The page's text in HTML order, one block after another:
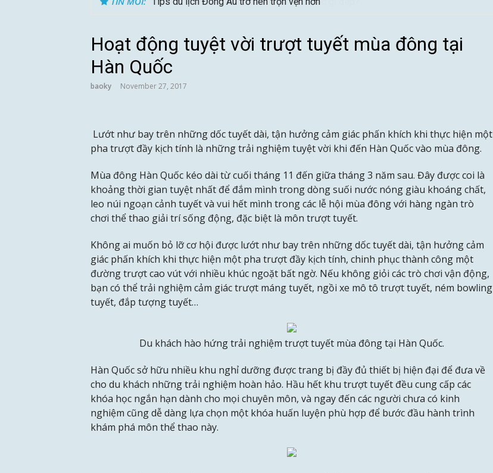
Hoạt động tuyệt vời trượt tuyết mùa đông tại
Hàn Quốc
baoky November 27, 2017
Lướt như bay trên những dốc tuyết dài, tận hưởng cảm giác phấn khích khi thực hiện một
pha trượt đầy kịch tính là những trải nghiệm tuyệt vời khi đến Hàn Quốc vào mùa đông.
Mùa đông Hàn Quốc kéo dài từ cuối tháng 11 đến giữa tháng 3 năm sau. Đây được coi là
khoảng thời gian tuyệt nhất để đắm mình trong dòng suối nước nóng giàu khoáng chất,
leo núi ngoạn cảnh tuyết và vui hết mình trong các lễ hội mùa đông với hàng ngàn trò
chơi thể thao giải trí sống động, đặc biệt là môn trượt tuyết.
Không ai muốn bỏ lỡ cơ hội được lướt như bay trên những dốc tuyết dài, tận hưởng cảm
giác phấn khích khi thực hiện một pha trượt đầy kịch tính, chinh phục thành công một
đường trượt cao vút với nhiều khúc ngoặt bất ngờ. Nếu không giỏi các trò chơi vận động,
bạn có thể trải nghiệm cảm giác trượt máng tuyết, ngồi xe mô tô trượt tuyết, ném bowling
tuyết, đắp tượng tuyết…
Du khách hào hứng trải nghiệm trượt tuyết mùa đông tại Hàn Quốc.
Hàn Quốc sở hữu nhiều khu nghỉ dưỡng được trang bị đầy đủ thiết bị hiện đại để đưa về
cho du khách những trải nghiệm hoàn hảo. Hầu hết khu trượt tuyết đều cung cấp các
khóa học ngắn hạn dành cho mọi chuyên môn, và ngay đến các người chưa có kinh
nghiệm cũng dễ dàng lựa chọn một khóa huấn luyện phù hợp để bước đầu hành trình
khám phá môn thể thao này.